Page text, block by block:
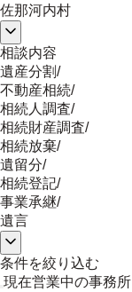
佐那河内村
相談内容
遺産分割/
不動産相続/
相続人調査/
相続財産調査/
相続放棄/
遺留分/
相続登記/
事業承継/
遺言
条件を絞り込む
現在営業中の事務所